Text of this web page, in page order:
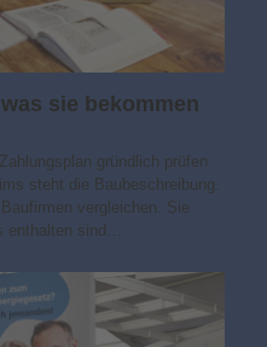
sie bekommen
gründlich prüfen
steht die Baubeschreibung.
vergleichen. Sie
enthalten sind…